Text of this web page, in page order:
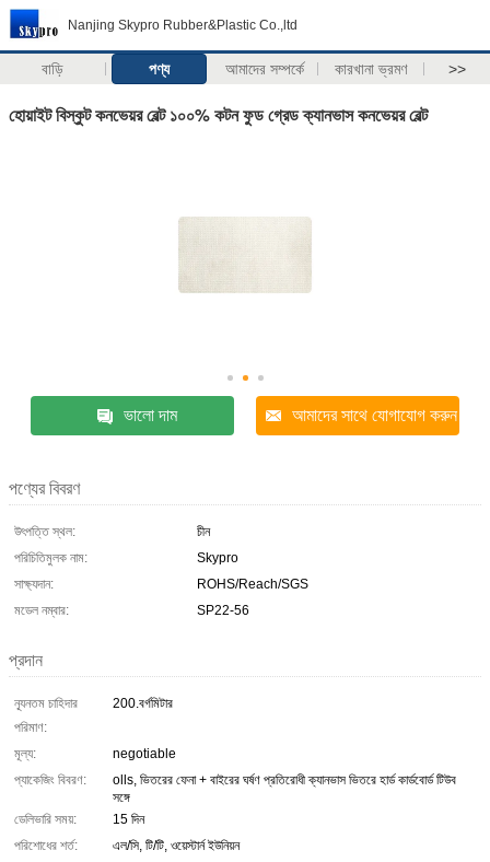
Nanjing Skypro Rubber&Plastic Co.,ltd
বাড়ি পণ্য আমাদের সম্পর্কে কারখানা ভ্রমণ >>
হোয়াইট বিস্কুট কনভেয়র বেল্ট ১০০% কটন ফুড গ্রেড ক্যানভাস কনভেয়র বেল্ট
ভালো দাম আমাদের সাথে যোগাযোগ করুন
পণ্যের বিবরণ
উৎপত্তি স্থল:
চীন
পরিচিতিমুলক নাম:
Skypro
সাক্ষ্যদান:
ROHS/Reach/SGS
মডেল নম্বার:
SP22-56
প্রদান
ন্যূনতম চাহিদার
পরিমাণ:
200.বর্গমিটার
মূল্য:
negotiable
প্যাকেজিং বিবরণ:
olls, ভিতরের ফেনা + বাইরের ঘর্ষণ প্রতিরোধী ক্যানভাস ভিতরে হার্ড কার্ডবোর্ড টিউব
সঙ্গে
ডেলিভারি সময়:
15 দিন
পরিশোধের শর্ত:
এল/সি, টি/টি, ওয়েস্টার্ন ইউনিয়ন